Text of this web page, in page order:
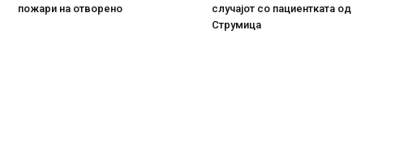
пожари на отворено
случајот со пациентката од
Струмица